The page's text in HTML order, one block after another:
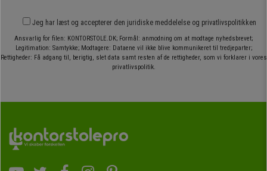
Jeg har læst og accepterer den juridiske meddelelse og privatlivspolitikken
Ansvarlig for filen: KONTORSTOLE.DK; Formål: anmodning om at modtage nyhedsbrevet;
Legitimation: Samtykke; Modtagere: Dataene vil ikke blive kommunikeret til tredjeparter;
Rettigheder: Få adgang til, berigtig, slet data samt resten af de rettigheder, som vi forklarer i vores
privatlivspolitik.